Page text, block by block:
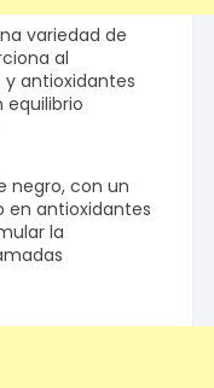
variedad de
al
antioxidantes
negro, con un
en antioxidantes
la